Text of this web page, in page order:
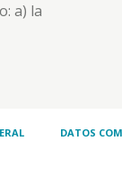
a) la
o
tanto al por
cualquiera de
DATOS